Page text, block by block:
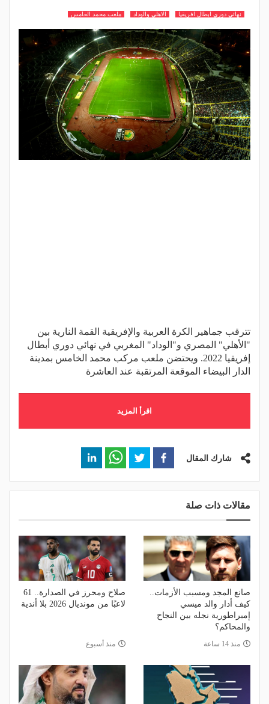
نهائي دوري ابطال افريقيا الاهلي والوداد ملعب محمد الخامس
تترقب جماهير الكرة العربية والإفريقية القمة النارية بين
"الأهلي" المصري و"الوداد" المغربي في نهائي دوري أبطال
إفريقيا 2022. ويحتضن ملعب مركب محمد الخامس بمدينة
الدار البيضاء الموقعة المرتقبة عند العاشرة
اقرأ المزيد
شارك المقال
مقالات ذات صلة
صانع المجد ومسبب الأزمات..
كيف أدار والد ميسي
إمبراطورية نجله بين النجاح
والمحاكم؟
منذ 14 ساعة
صلاح ومحرز في الصدارة.. 61
لاعبًا من مونديال 2026 بلا أندية
منذ أسبوع